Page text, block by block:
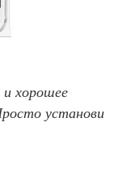
хорошее
установи